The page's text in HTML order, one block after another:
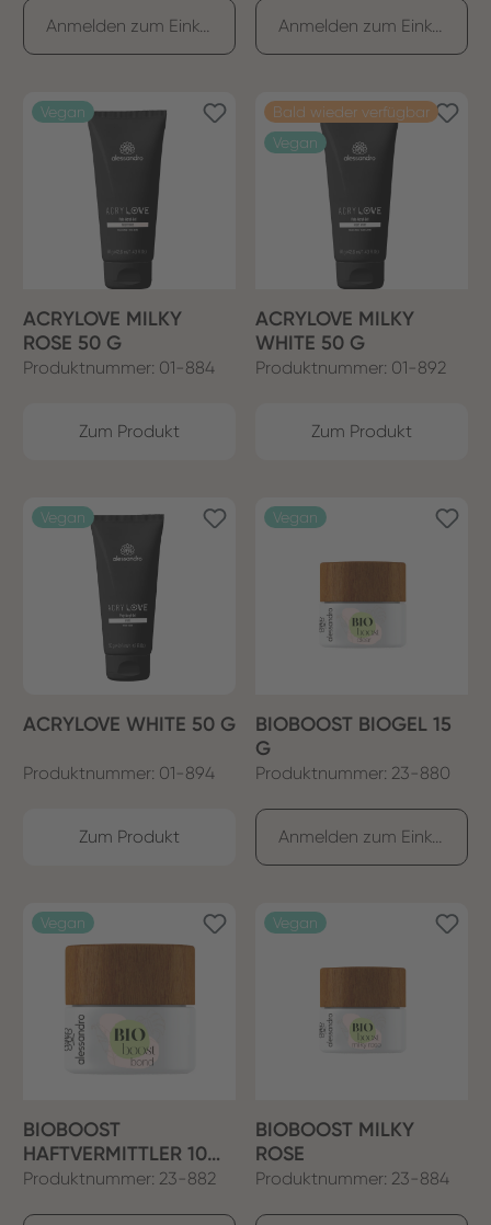
Vegan
ACRYLOVE MILKY
ROSE 50 G
Produktnummer: 01-884
Zum Produkt
Bald wieder verfügbar
Vegan
ACRYLOVE MILKY
WHITE 50 G
Produktnummer: 01-892
Zum Produkt
Vegan
ACRYLOVE WHITE 50 G
Produktnummer: 01-894
Zum Produkt
Vegan
BIOBOOST BIOGEL 15
G
Produktnummer: 23-880
Vegan
BIOBOOST
HAFTVERMITTLER 10
ML
Produktnummer: 23-882
Vegan
BIOBOOST MILKY
ROSE
Produktnummer: 23-884